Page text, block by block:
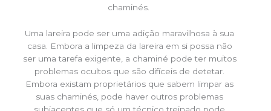
chaminés.
Uma lareira pode ser uma adição maravilhosa à sua
casa. Embora a limpeza da lareira em si possa não
ser uma tarefa exigente, a chaminé pode ter muitos
problemas ocultos que são difíceis de detetar.
Embora existam proprietários que sabem limpar as
suas chaminés, pode haver outros problemas
subjacentes que só um técnico treinado pode